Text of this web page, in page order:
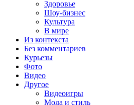
Здоровье
Шоу-бизнес
Культура
В мире
Из контекста
Без комментариев
Курьезы
Фото
Видео
Другое
Видеоигры
Мода и стиль